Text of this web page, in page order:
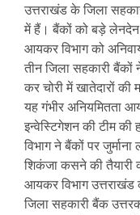
उत्तराखंड के जिला
में हैं। बैंकों को बड़े लेनदेन
आयकर विभाग को
तीन जिला सहकारी
कर चोरी में खातेदारों की
यह गंभीर अनियमितता
इन्वेस्टिगेशन की टीम
विभाग ने बैंकों पर
शिकंजा कसने की तैयारी
आयकर विभाग उत्तराखंड
जिला सहकारी बैंक